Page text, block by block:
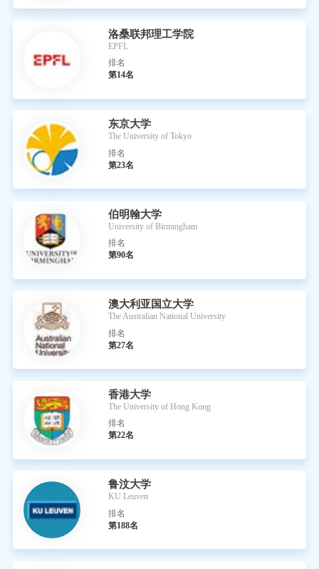
洛桑联邦理工学院
EPFL
排名
第14名
东京大学
The University of Tokyo
排名
第23名
伯明翰大学
University of Birmingham
排名
第90名
澳大利亚国立大学
The Australian National University
排名
第27名
香港大学
The University of Hong Kong
排名
第22名
鲁汶大学
KU Leuven
排名
第188名